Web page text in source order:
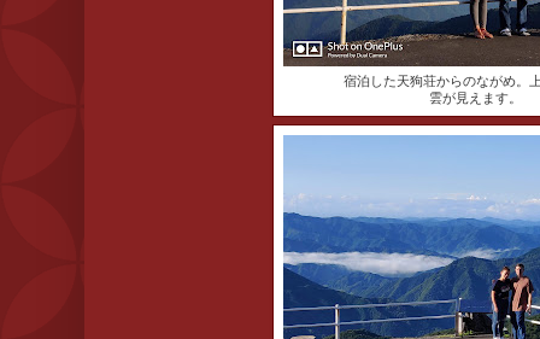
宿泊した天狗荘からのながめ。
雲が見えます。